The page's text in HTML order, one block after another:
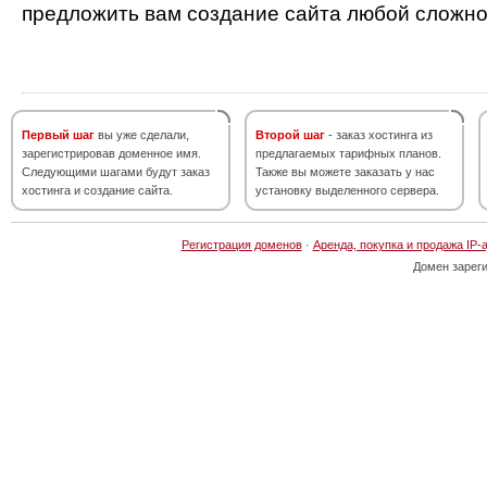
предложить вам создание сайта любой
Первый шаг вы уже сделали,
зарегистрировав доменное имя.
Следующими шагами будут заказ
хостинга и создание сайта.
Второй шаг - заказ хостинга из
предлагаемых тарифных планов.
Также вы можете заказать у нас
установку выделенного сервера.
Регистрация доменов· Аренда, покупка и продажа IP-
Домен